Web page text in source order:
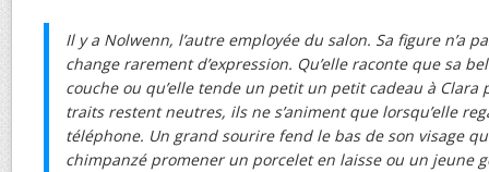
Il y a Nolwenn, l’autre employée du salon. Sa figure n’a
change rarement d’expression. Qu’elle raconte que sa
couche ou qu’elle tende un petit un petit cadeau à Clara
traits restent neutres, ils ne s’animent que lorsqu’elle
téléphone. Un grand sourire fend le bas de son visage
chimpanzé promener un porcelet en laisse ou un jeune